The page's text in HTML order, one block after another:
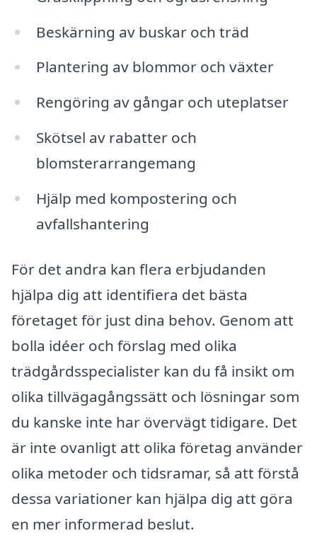
Beskärning av buskar och träd
Plantering av blommor och växter
Rengöring av gångar och uteplatser
Skötsel av rabatter och
blomsterarrangemang
Hjälp med kompostering och
avfallshantering
För det andra kan flera erbjudanden
hjälpa dig att identifiera det bästa
företaget för just dina behov. Genom att
bolla idéer och förslag med olika
trädgårdsspecialister kan du få insikt om
olika tillvägagångssätt och lösningar som
du kanske inte har övervägt tidigare. Det
är inte ovanligt att olika företag använder
olika metoder och tidsramar, så att förstå
dessa variationer kan hjälpa dig att göra
en mer informerad beslut.